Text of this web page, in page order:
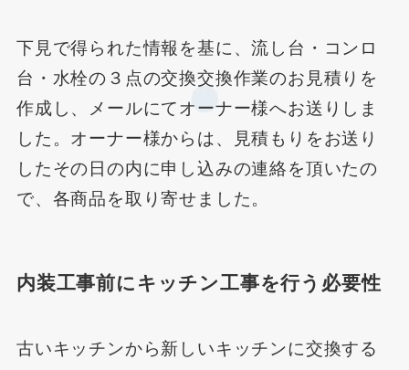
下見で得られた情報を基に、流し台・コンロ
台・水栓の３点の交換交換作業のお見積りを
作成し、メールにてオーナー様へお送りしま
した。オーナー様からは、見積もりをお送り
したその日の内に申し込みの連絡を頂いたの
で、各商品を取り寄せました。
内装工事前にキッチン工事を行う必要性
古いキッチンから新しいキッチンに交換する